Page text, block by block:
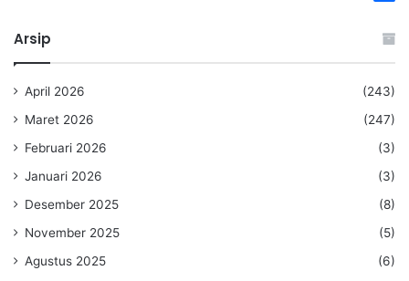
Arsip
April 2026
(243)
Maret 2026
(247)
Februari 2026
(3)
Januari 2026
(3)
Desember 2025
(8)
November 2025
(5)
Agustus 2025
(6)